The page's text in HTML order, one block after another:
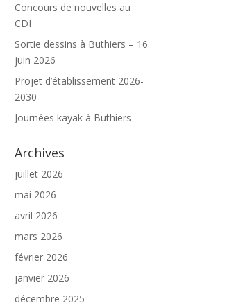
Concours de nouvelles au
CDI
Sortie dessins à Buthiers – 16
juin 2026
Projet d’établissement 2026-
2030
Journées kayak à Buthiers
Archives
juillet 2026
mai 2026
avril 2026
mars 2026
février 2026
janvier 2026
décembre 2025